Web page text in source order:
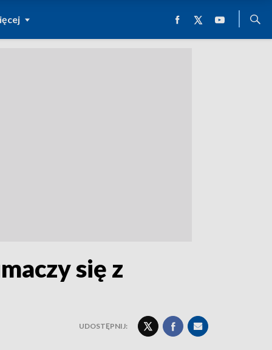
się z
UDOSTĘPNIJ: